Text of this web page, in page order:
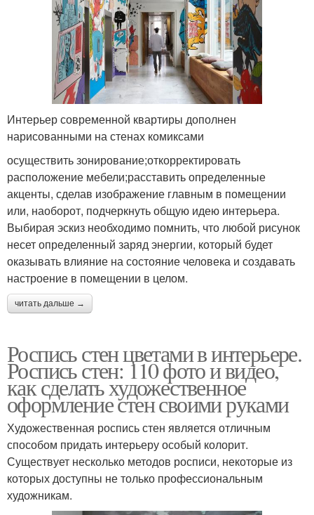
Интерьер современной квартиры дополнен
нарисованными на стенах комиксами
осуществить зонирование;откорректировать
расположение мебели;расставить определенные
акценты, сделав изображение главным в помещении
или, наоборот, подчеркнуть общую идею интерьера.
Выбирая эскиз необходимо помнить, что любой рисунок
несет определенный заряд энергии, который будет
оказывать влияние на состояние человека и создавать
настроение в помещении в целом.
читать дальше →
Роспись стен цветами в интерьере.
Роспись стен: 110 фото и видео,
как сделать художественное
оформление стен своими руками
Художественная роспись стен является отличным
способом придать интерьеру особый колорит.
Существует несколько методов росписи, некоторые из
которых доступны не только профессиональным
художникам.